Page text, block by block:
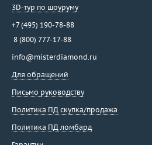
3D-тур по шоуруму
+7 (495) 190-78-88
8 (800) 777-17-88
info@misterdiamond.ru
Для обращений
Письмо руководству
Политика ПД скупка/продажа
Политика ПД ломбард